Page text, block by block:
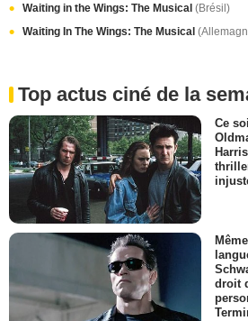
Waiting in the Wings: The Musical (Brésil)
Waiting In The Wings: The Musical
Top actus ciné de la
Ce
droit